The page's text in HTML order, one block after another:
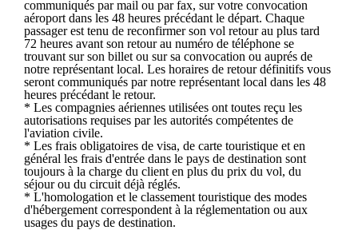
communiqués par mail ou par fax, sur votre convocation
aéroport dans les 48 heures précédant le départ. Chaque
passager est tenu de reconfirmer son vol retour au plus tard
72 heures avant son retour au numéro de téléphone se
trouvant sur son billet ou sur sa convocation ou auprés de
notre représentant local. Les horaires de retour définitifs vous
seront communiqués par notre représentant local dans les 48
heures précédant le retour.
* Les compagnies aériennes utilisées ont toutes reçu les
autorisations requises par les autorités compétentes de
l'aviation civile.
* Les frais obligatoires de visa, de carte touristique et en
général les frais d'entrée dans le pays de destination sont
toujours à la charge du client en plus du prix du vol, du
séjour ou du circuit déjà réglés.
* L'homologation et le classement touristique des modes
d'hébergement correspondent à la réglementation ou aux
usages du pays de destination.